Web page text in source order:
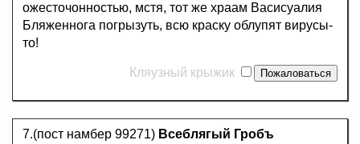
ожесточонностью, мстя, тот же храам Васисуалия
Бляженнога погрызуть, всю краску облупят вирусы-
то!
Кляузный крыжик
7.(пост намбер 99271) Всеблягый Гробъ